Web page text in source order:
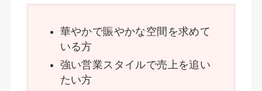
華やかで賑やかな空間を求めて
いる方
強い営業スタイルで売上を追い
たい方